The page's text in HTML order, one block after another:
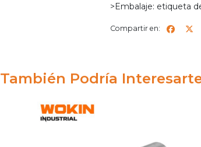
>Embalaje: etiqueta
Compartir en:
También Podría